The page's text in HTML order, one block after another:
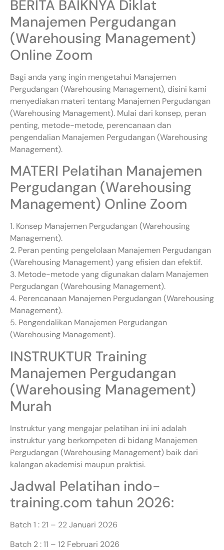
BERITA BAIKNYA Diklat
Manajemen Pergudangan
(Warehousing Management)
Online Zoom
Bagi anda yang ingin mengetahui Manajemen
Pergudangan (Warehousing Management), disini kami
menyediakan materi tentang Manajemen Pergudangan
(Warehousing Management). Mulai dari konsep, peran
penting, metode-metode, perencanaan dan
pengendalian Manajemen Pergudangan (Warehousing
Management).
MATERI Pelatihan Manajemen
Pergudangan (Warehousing
Management) Online Zoom
1. Konsep Manajemen Pergudangan (Warehousing
Management).
2. Peran penting pengelolaan Manajemen Pergudangan
(Warehousing Management) yang efisien dan efektif.
3. Metode-metode yang digunakan dalam Manajemen
Pergudangan (Warehousing Management).
4. Perencanaan Manajemen Pergudangan (Warehousing
Management).
5. Pengendalikan Manajemen Pergudangan
(Warehousing Management).
INSTRUKTUR Training
Manajemen Pergudangan
(Warehousing Management)
Murah
Instruktur yang mengajar pelatihan ini ini adalah
instruktur yang berkompeten di bidang Manajemen
Pergudangan (Warehousing Management) baik dari
kalangan akademisi maupun praktisi.
Jadwal Pelatihan indo-
training.com tahun 2026:
Batch 1 : 21 – 22 Januari 2026
Batch 2 : 11 – 12 Februari 2026